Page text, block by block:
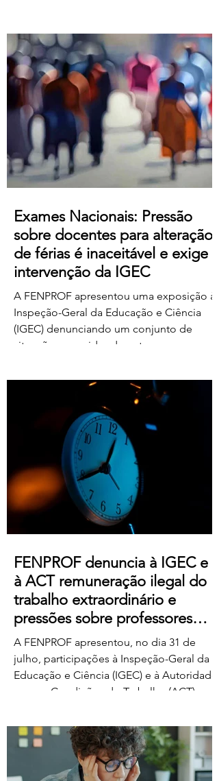
50 € para os restantes; Aumento do
subsídio de refeição para os 5,50€;
Crédito de horas sindicais para
delegadas/os alargado para as 8 horas
mensais. Este acordo produz efeitos
retroativos a janeiro de 2026, embora ai
Exames Nacionais: Pressão
sobre docentes para alteração
de férias é inaceitável e exige
intervenção da IGEC
A FENPROF apresentou uma exposição à
Inspeção-Geral da Educação e Ciência
(IGEC) denunciando um conjunto de
situações ocorridas durante o processo
exames nacionais de 2026, com particular
destaque para as pressões exercidas
sobre docentes classificadores para
alterarem ou prescindirem de períodos
de férias previamente aprovados.
Segundo os relatos recebidos, diversos
professores foram instados por direções
de agrupamentos e escolas a desloc
FENPROF denuncia à IGEC e
à ACT remuneração ilegal do
trabalho extraordinário e
pressões sobre professores
classificadores
A FENPROF apresentou, no dia 31 de
julho, participações à Inspeção-Geral da
Educação e Ciência (IGEC) e à Autoridade
para as Condições do Trabalho (ACT),
da Educação, Ciência e Inovação quanto
ao pagamento do serviço de classificação
dos exames nacionais. A FENPROF
contesta a intenção do MECI de vir a